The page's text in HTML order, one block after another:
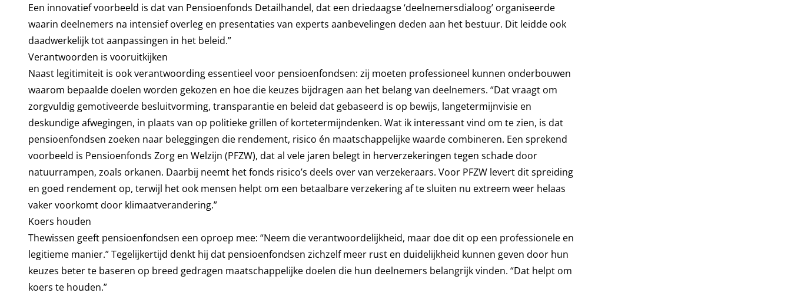
Een innovatief voorbeeld is dat van Pensioenfonds Detailhandel, dat een driedaagse ‘deelnemersdialoog’ organiseerde
waarin deelnemers na intensief overleg en presentaties van experts aanbevelingen deden aan het bestuur. Dit leidde ook
daadwerkelijk tot aanpassingen in het beleid.”
Verantwoorden is vooruitkijken
Naast legitimiteit is ook verantwoording essentieel voor pensioenfondsen: zij moeten professioneel kunnen onderbouwen
waarom bepaalde doelen worden gekozen en hoe die keuzes bijdragen aan het belang van deelnemers. “Dat vraagt om
zorgvuldig gemotiveerde besluitvorming, transparantie en beleid dat gebaseerd is op bewijs, langetermijnvisie en
deskundige afwegingen, in plaats van op politieke grillen of kortetermijndenken. Wat ik interessant vind om te zien, is dat
pensioenfondsen zoeken naar beleggingen die rendement, risico én maatschappelijke waarde combineren. Een sprekend
voorbeeld is Pensioenfonds Zorg en Welzijn (PFZW), dat al vele jaren belegt in herverzekeringen tegen schade door
natuurrampen, zoals orkanen. Daarbij neemt het fonds risico’s deels over van verzekeraars. Voor PFZW levert dit spreiding
en goed rendement op, terwijl het ook mensen helpt om een betaalbare verzekering af te sluiten nu extreem weer helaas
vaker voorkomt door klimaatverandering.”
Koers houden
Thewissen geeft pensioenfondsen een oproep mee: “Neem die verantwoordelijkheid, maar doe dit op een professionele en
legitieme manier.” Tegelijkertijd denkt hij dat pensioenfondsen zichzelf meer rust en duidelijkheid kunnen geven door hun
keuzes beter te baseren op breed gedragen maatschappelijke doelen die hun deelnemers belangrijk vinden. “Dat helpt om
koers te houden.”